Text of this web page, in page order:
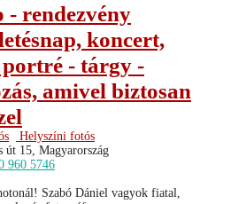
- rendezvény
koncert,
portré - tárgy -
amivel biztosan
Helyszíni fotós
út 15, Magyarország
960 5746
Szabó Dániel vagyok fiatal,